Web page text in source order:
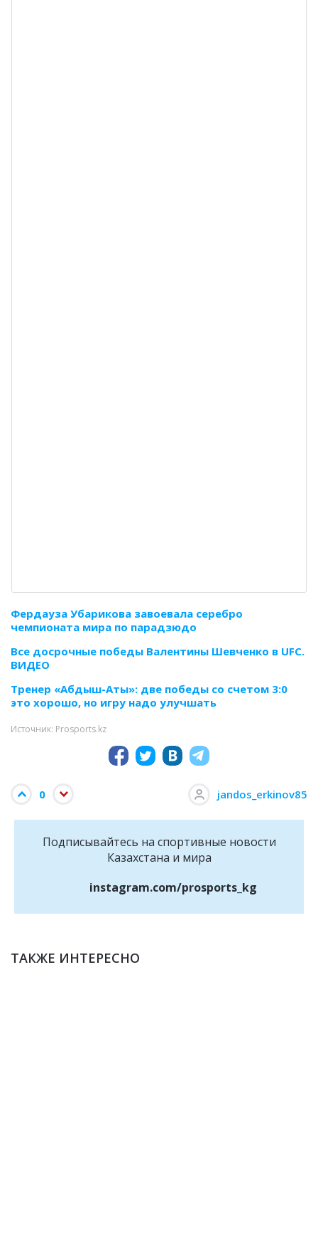
Фердауза Убарикова завоевала серебро
чемпионата мира по парадзюдо
Все досрочные победы Валентины Шевченко в UFC.
ВИДЕО
Тренер «Абдыш-Аты»: две победы со счетом 3:0
это хорошо, но игру надо улучшать
Источник: Prosports.kz
0 jandos_erkinov85
Подписывайтесь на cпортивные новости
Казахстана и мира
instagram.com/prosports_kg
ТАКЖЕ ИНТЕРЕСНО